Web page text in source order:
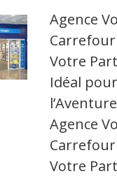
Agence
Carrefour
Votre
Idéal pour
l’Aventure
Agence
Carrefour
Votre